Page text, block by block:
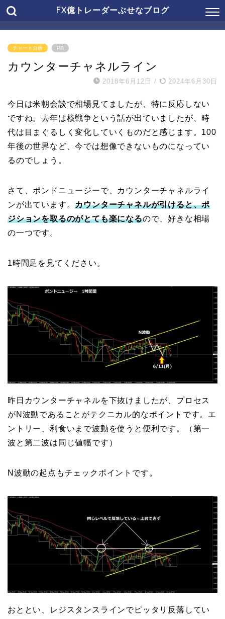
FX億トレーダーぶせなブログ
チャート分析 PR
カウンターチャネルライン
2018年6月12日 / 2024年6月30日
今日は米朝会談で相場見てましたが、特に反応しない
ですね。去年は核戦争という話が出ていましたが、時
代は目まぐるしく変化していくものだと感じます。100
年後の世界など、今では想像できないものになってい
るのでしょう。
さて、ポンドニュージーで、カウンターチャネルライ
ンが出ています。カウンターチャネルが引けると、ポ
ジションを取るのがとても楽になるので、好きな相場
の一つです。
1時間足を見てください。
昨日カウンターチャネルを下抜けましたが、プロセス
がN波動であることがテクニカル的なポイントです。エ
ントリー、利食いまで波動を使うと便利です。（第一
波と第二波は同じ値幅です）
N波動の起点もチェックポイントです。
おととい、レジスタンスラインでピッタリ反落してい